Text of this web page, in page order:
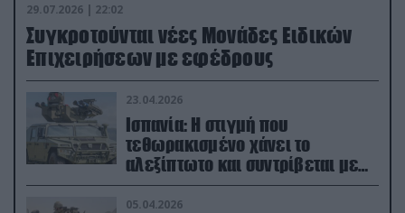
29.07.2026 | 22:02
Συγκροτούνται νέες Μονάδες Ειδικών
Επιχειρήσεων με εφέδρους
23.04.2026
Ισπανία: Η στιγμή που
τεθωρακισμένο χάνει το
αλεξίπτωτο και συντρίβεται με
ορμή στο έδαφος (βίντεο)
05.04.2026